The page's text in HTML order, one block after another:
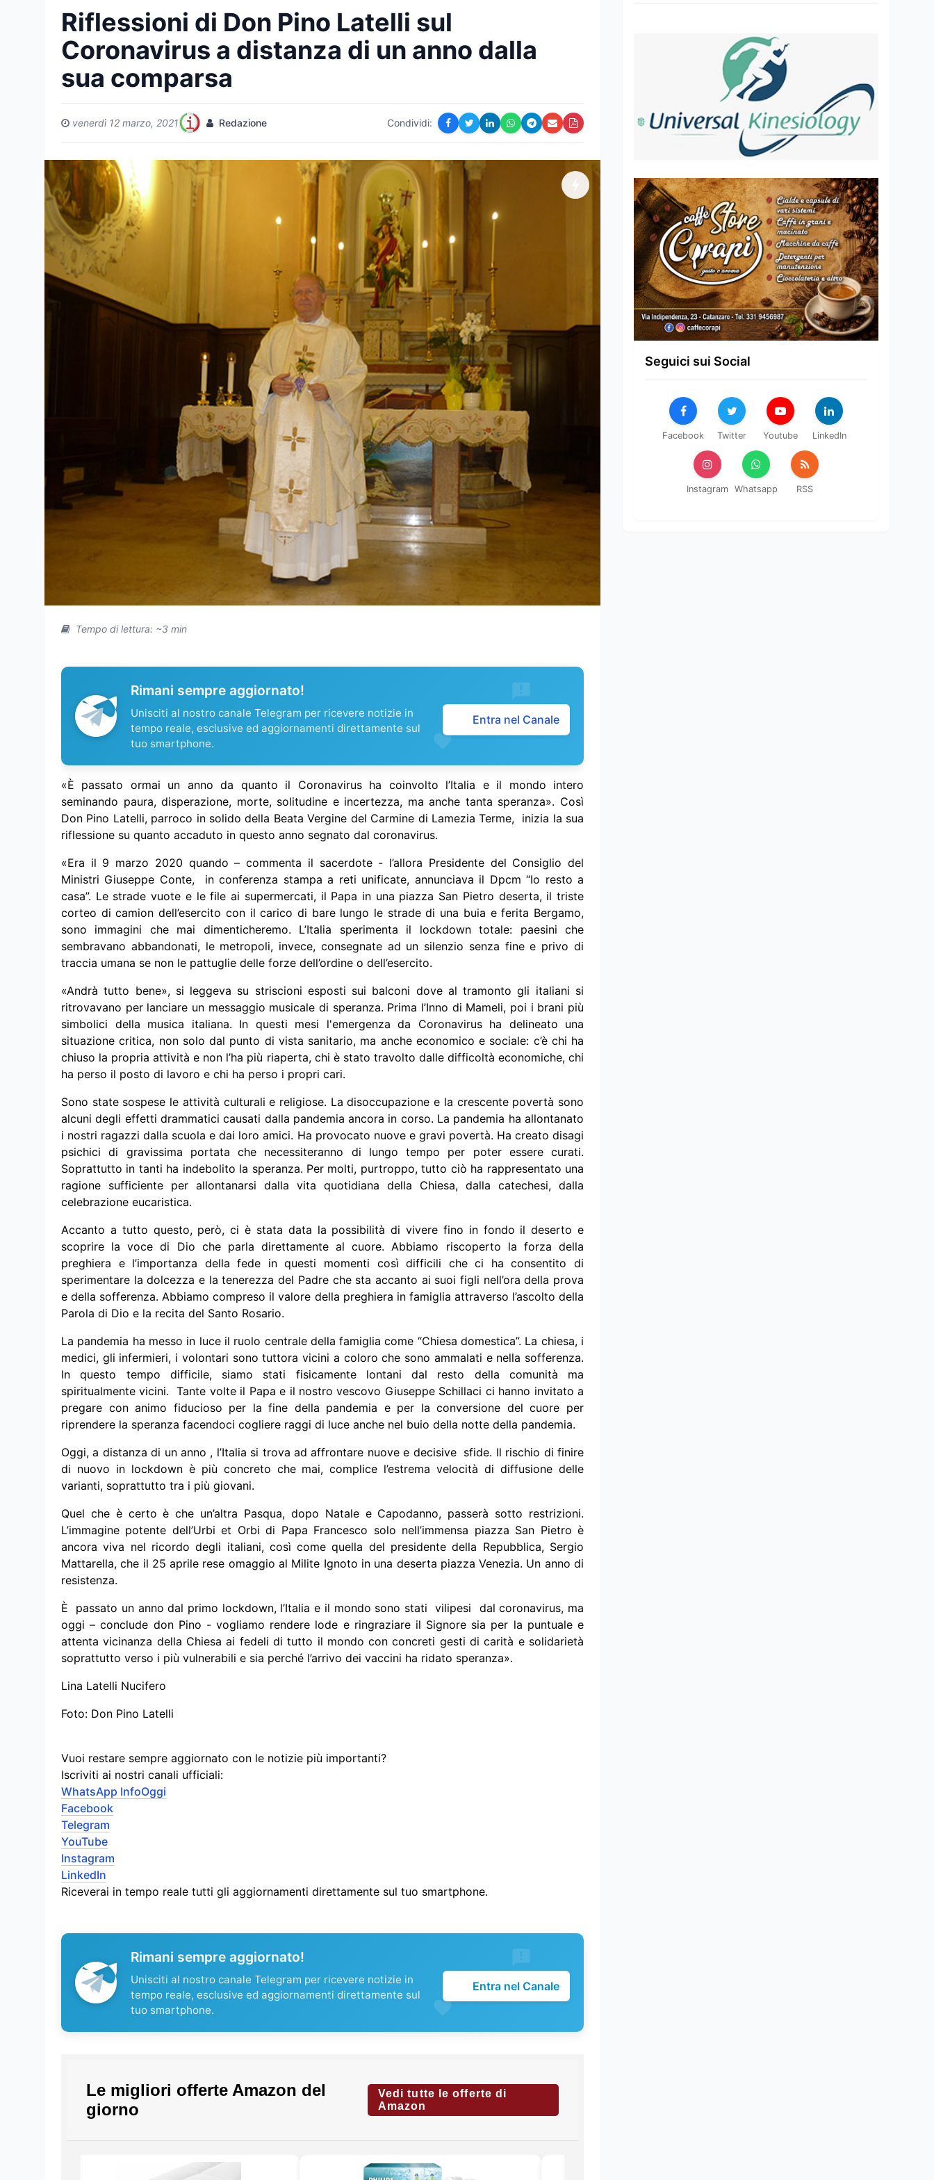
Riflessioni di Don Pino Latelli sul
Coronavirus a distanza di un anno dalla
sua comparsa
venerdì 12 marzo, 2021 Redazione Condividi:
Tempo di lettura: ~3 min
Rimani sempre aggiornato!
Unisciti al nostro canale Telegram per ricevere notizie in
tempo reale, esclusive ed aggiornamenti direttamente sul
tuo smartphone.
Entra nel Canale
«È passato ormai un anno da quanto il Coronavirus ha coinvolto l’Italia e il mondo intero
seminando paura, disperazione, morte, solitudine e incertezza, ma anche tanta speranza». Così
Don Pino Latelli, parroco in solido della Beata Vergine del Carmine di Lamezia Terme, inizia la sua
riflessione su quanto accaduto in questo anno segnato dal coronavirus.
«Era il 9 marzo 2020 quando – commenta il sacerdote - l’allora Presidente del Consiglio del
Ministri Giuseppe Conte, in conferenza stampa a reti unificate, annunciava il Dpcm “Io resto a
casa”. Le strade vuote e le file ai supermercati, il Papa in una piazza San Pietro deserta, il triste
corteo di camion dell’esercito con il carico di bare lungo le strade di una buia e ferita Bergamo,
sono immagini che mai dimenticheremo. L’Italia sperimenta il lockdown totale: paesini che
sembravano abbandonati, le metropoli, invece, consegnate ad un silenzio senza fine e privo di
traccia umana se non le pattuglie delle forze dell’ordine o dell’esercito.
«Andrà tutto bene», si leggeva su striscioni esposti sui balconi dove al tramonto gli italiani si
ritrovavano per lanciare un messaggio musicale di speranza. Prima l’Inno di Mameli, poi i brani più
simbolici della musica italiana. In questi mesi l'emergenza da Coronavirus ha delineato una
situazione critica, non solo dal punto di vista sanitario, ma anche economico e sociale: c’è chi ha
chiuso la propria attività e non l’ha più riaperta, chi è stato travolto dalle difficoltà economiche, chi
ha perso il posto di lavoro e chi ha perso i propri cari.
Sono state sospese le attività culturali e religiose. La disoccupazione e la crescente povertà sono
alcuni degli effetti drammatici causati dalla pandemia ancora in corso. La pandemia ha allontanato
i nostri ragazzi dalla scuola e dai loro amici. Ha provocato nuove e gravi povertà. Ha creato disagi
psichici di gravissima portata che necessiteranno di lungo tempo per poter essere curati.
Soprattutto in tanti ha indebolito la speranza. Per molti, purtroppo, tutto ciò ha rappresentato una
ragione sufficiente per allontanarsi dalla vita quotidiana della Chiesa, dalla catechesi, dalla
celebrazione eucaristica.
Accanto a tutto questo, però, ci è stata data la possibilità di vivere fino in fondo il deserto e
scoprire la voce di Dio che parla direttamente al cuore. Abbiamo riscoperto la forza della
preghiera e l’importanza della fede in questi momenti così difficili che ci ha consentito di
sperimentare la dolcezza e la tenerezza del Padre che sta accanto ai suoi figli nell’ora della prova
e della sofferenza. Abbiamo compreso il valore della preghiera in famiglia attraverso l’ascolto della
Parola di Dio e la recita del Santo Rosario.
La pandemia ha messo in luce il ruolo centrale della famiglia come “Chiesa domestica”. La chiesa, i
medici, gli infermieri, i volontari sono tuttora vicini a coloro che sono ammalati e nella sofferenza.
In questo tempo difficile, siamo stati fisicamente lontani dal resto della comunità ma
spiritualmente vicini. Tante volte il Papa e il nostro vescovo Giuseppe Schillaci ci hanno invitato a
pregare con animo fiducioso per la fine della pandemia e per la conversione del cuore per
riprendere la speranza facendoci cogliere raggi di luce anche nel buio della notte della pandemia.
Oggi, a distanza di un anno , l’Italia si trova ad affrontare nuove e decisive sfide. Il rischio di finire
di nuovo in lockdown è più concreto che mai, complice l’estrema velocità di diffusione delle
varianti, soprattutto tra i più giovani.
Quel che è certo è che un’altra Pasqua, dopo Natale e Capodanno, passerà sotto restrizioni.
L’immagine potente dell’Urbi et Orbi di Papa Francesco solo nell’immensa piazza San Pietro è
ancora viva nel ricordo degli italiani, così come quella del presidente della Repubblica, Sergio
Mattarella, che il 25 aprile rese omaggio al Milite Ignoto in una deserta piazza Venezia. Un anno di
resistenza.
È passato un anno dal primo lockdown, l’Italia e il mondo sono stati vilipesi dal coronavirus, ma
oggi – conclude don Pino - vogliamo rendere lode e ringraziare il Signore sia per la puntuale e
attenta vicinanza della Chiesa ai fedeli di tutto il mondo con concreti gesti di carità e solidarietà
soprattutto verso i più vulnerabili e sia perché l’arrivo dei vaccini ha ridato speranza».
Lina Latelli Nucifero
Foto: Don Pino Latelli
Vuoi restare sempre aggiornato con le notizie più importanti?
Iscriviti ai nostri canali ufficiali:
WhatsApp InfoOggi
Facebook
Telegram
YouTube
Instagram
LinkedIn
Riceverai in tempo reale tutti gli aggiornamenti direttamente sul tuo smartphone.
Rimani sempre aggiornato!
Unisciti al nostro canale Telegram per ricevere notizie in
tempo reale, esclusive ed aggiornamenti direttamente sul
tuo smartphone.
Entra nel Canale
Seguici sui Social
Facebook Twitter Youtube LinkedIn
Instagram Whatsapp RSS